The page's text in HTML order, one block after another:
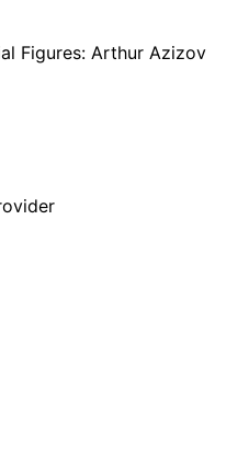
Figures: Arthur Azizov